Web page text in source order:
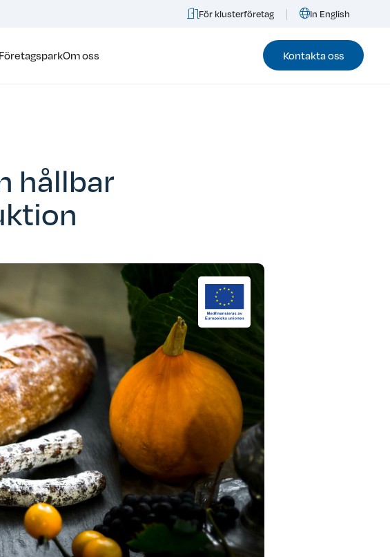
För klusterföretag In English
FöretagsparkOm oss Kontakta oss
hållbar